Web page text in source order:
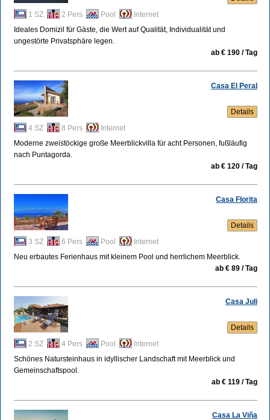
1 SZ
2 Pers Pool
Internet
Ideales Domizil für Gäste, die Wert auf Qualität, Individualität und
ungestörte Privatsphäre legen.
ab € 190 / Tag
Details
Casa El Peral
4 SZ 8 Pers
Internet
Moderne zweistöckige große Meerblickvilla für acht Personen, fußläufig
nach Puntagorda.
ab € 120 / Tag
Details
Casa Florita
3 SZ 6 Pers Pool
Internet
Neu erbautes Ferienhaus mit kleinem Pool und herrlichem Meerblick.
ab € 89 / Tag
Details
Casa Juli
2 SZ 4 Pers Pool
Internet
Schönes Natursteinhaus in idyllischer Landschaft mit Meerblick und
Gemeinschaftspool.
ab € 119 / Tag
Casa La Viña